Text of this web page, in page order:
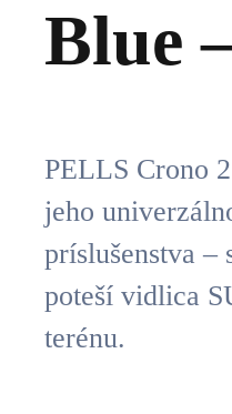
Blue
PELLS Crono
jeho
príslušenstva –
poteší vidlica
terénu.